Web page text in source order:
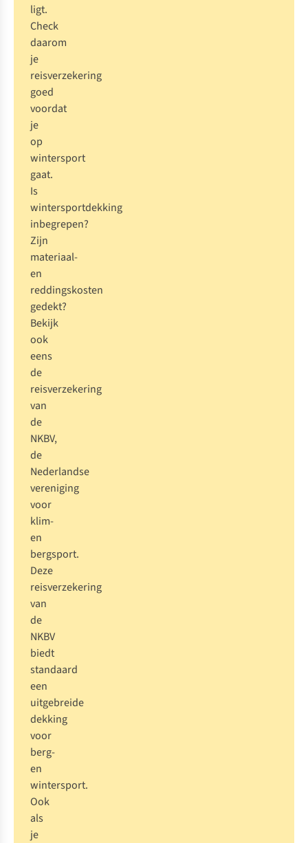
ligt.
Check
daarom
je
reisverzekering
goed
voordat
je
op
wintersport
gaat.
Is
wintersportdekking
inbegrepen?
Zijn
materiaal-
en
reddingskosten
gedekt?
Bekijk
ook
eens
de
reisverzekering
van
de
NKBV,
de
Nederlandse
vereniging
voor
klim-
en
bergsport.
Deze
reisverzekering
van
de
NKBV
biedt
standaard
een
uitgebreide
dekking
voor
berg-
en
wintersport.
Ook
als
je